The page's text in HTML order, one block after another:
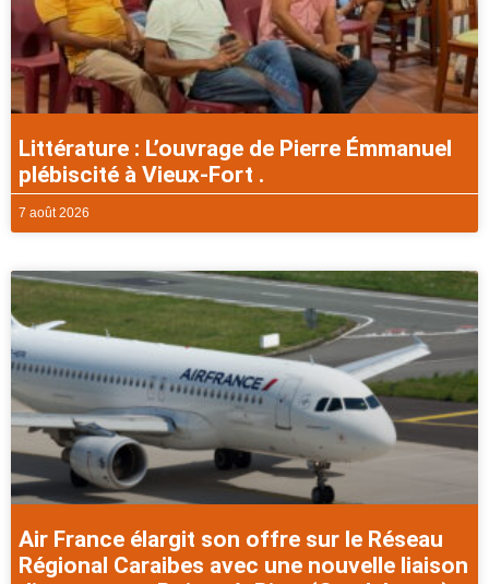
Littérature : L’ouvrage de Pierre Émmanuel
plébiscité à Vieux-Fort .
7 août 2026
Air France élargit son offre sur le Réseau
Régional Caraibes avec une nouvelle liaison